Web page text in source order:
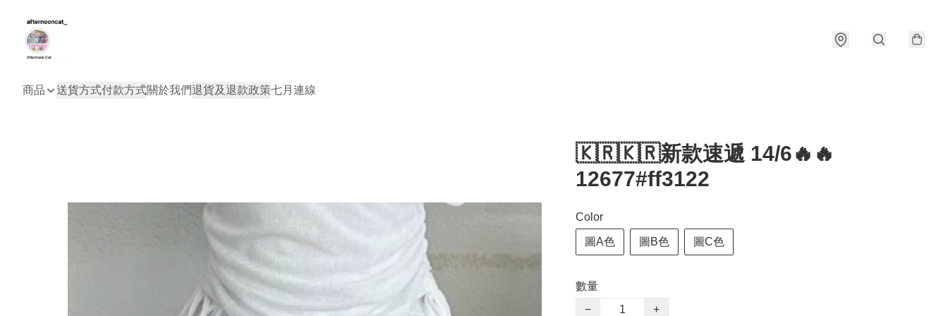
商品 送貨方式付款方式關於我們退貨及退款政策七月連線
🇰🇷🇰🇷新款速遞 14/6🔥🔥
12677#ff3122
Color
圖A色 圖B色 圖C色
數量
−
+